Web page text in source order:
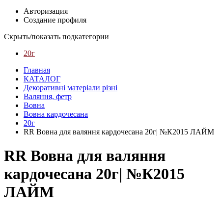
Авторизация
Создание профиля
Скрыть/показать подкатегории
20г
Главная
КАТАЛОГ
Декоративні матеріали різні
Валяння, фетр
Вовна
Вовна кардочесана
20г
RR Вовна для валяння кардочесана 20г| №К2015 ЛАЙМ
RR Вовна для валяння
кардочесана 20г| №К2015
ЛАЙМ